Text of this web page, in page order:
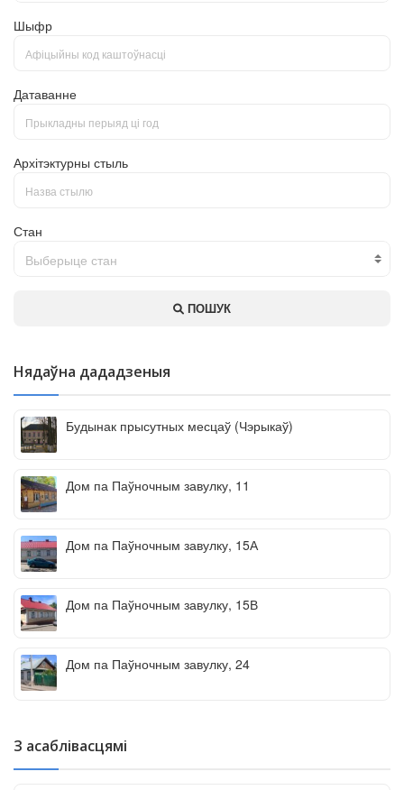
Шыфр
Датаванне
Архітэктурны стыль
Стан
Выберыце стан
ПОШУК
Нядаўна дададзеныя
Будынак прысутных месцаў (Чэрыкаў)
Дом па Паўночным завулку, 11
Дом па Паўночным завулку, 15А
Дом па Паўночным завулку, 15В
Дом па Паўночным завулку, 24
З асаблівасцямі